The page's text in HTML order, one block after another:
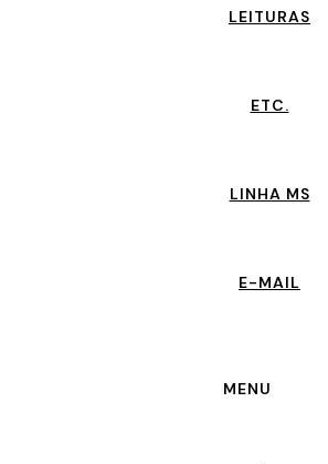
LEITURAS
ETC.
LINHA MS
E-MAIL
MENU